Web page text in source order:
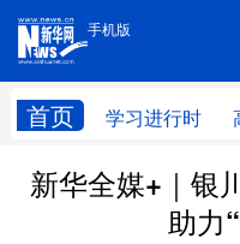
手机版
首页 学习进行时
手机版
学习进行时 高层
财经
新华全媒+｜银
助力